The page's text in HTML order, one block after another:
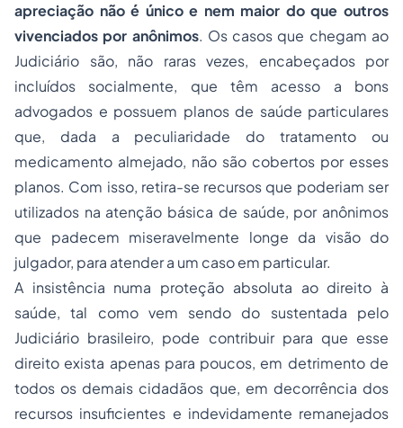
apreciação não é único e nem maior do que outros
vivenciados por anônimos. Os casos que chegam ao
Judiciário são, não raras vezes, encabeçados por
incluídos socialmente, que têm acesso a bons
advogados e possuem planos de saúde particulares
que, dada a peculiaridade do tratamento ou
medicamento almejado, não são cobertos por esses
planos. Com isso, retira-se recursos que poderiam ser
utilizados na atenção básica de saúde, por anônimos
que padecem miseravelmente longe da visão do
julgador, para atender a um caso em particular.
A insistência numa proteção absoluta ao direito à
saúde, tal como vem sendo do sustentada pelo
Judiciário brasileiro, pode contribuir para que esse
direito exista apenas para poucos, em detrimento de
todos os demais cidadãos que, em decorrência dos
recursos insuficientes e indevidamente remanejados